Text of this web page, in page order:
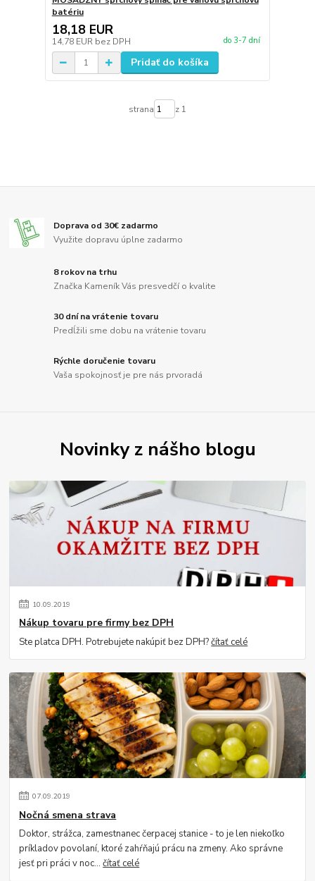
batériu
18,18 EUR
14,78 EUR bez DPH do 3-7 dní
Pridať do košíka
strana z 1
Doprava od 30€ zadarmo
Využite dopravu úplne zadarmo
8 rokov na trhu
Značka Kameník Vás presvedčí o kvalite
30 dní na vrátenie tovaru
Predĺžili sme dobu na vrátenie tovaru
Rýchle doručenie tovaru
Vaša spokojnosť je pre nás prvoradá
Novinky z nášho blogu
10.09.2019
Nákup tovaru pre firmy bez DPH
Ste platca DPH. Potrebujete nakúpiť bez DPH?čítať celé
07.09.2019
Nočná smena strava
Doktor, strážca, zamestnanec čerpacej stanice - to je len niekoľko
príkladov povolaní, ktoré zahŕňajú prácu na zmeny. Ako správne
jesť pri práci v noc...čítať celé